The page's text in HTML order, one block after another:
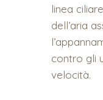
linea
dell’aria
contro gli
velocità.